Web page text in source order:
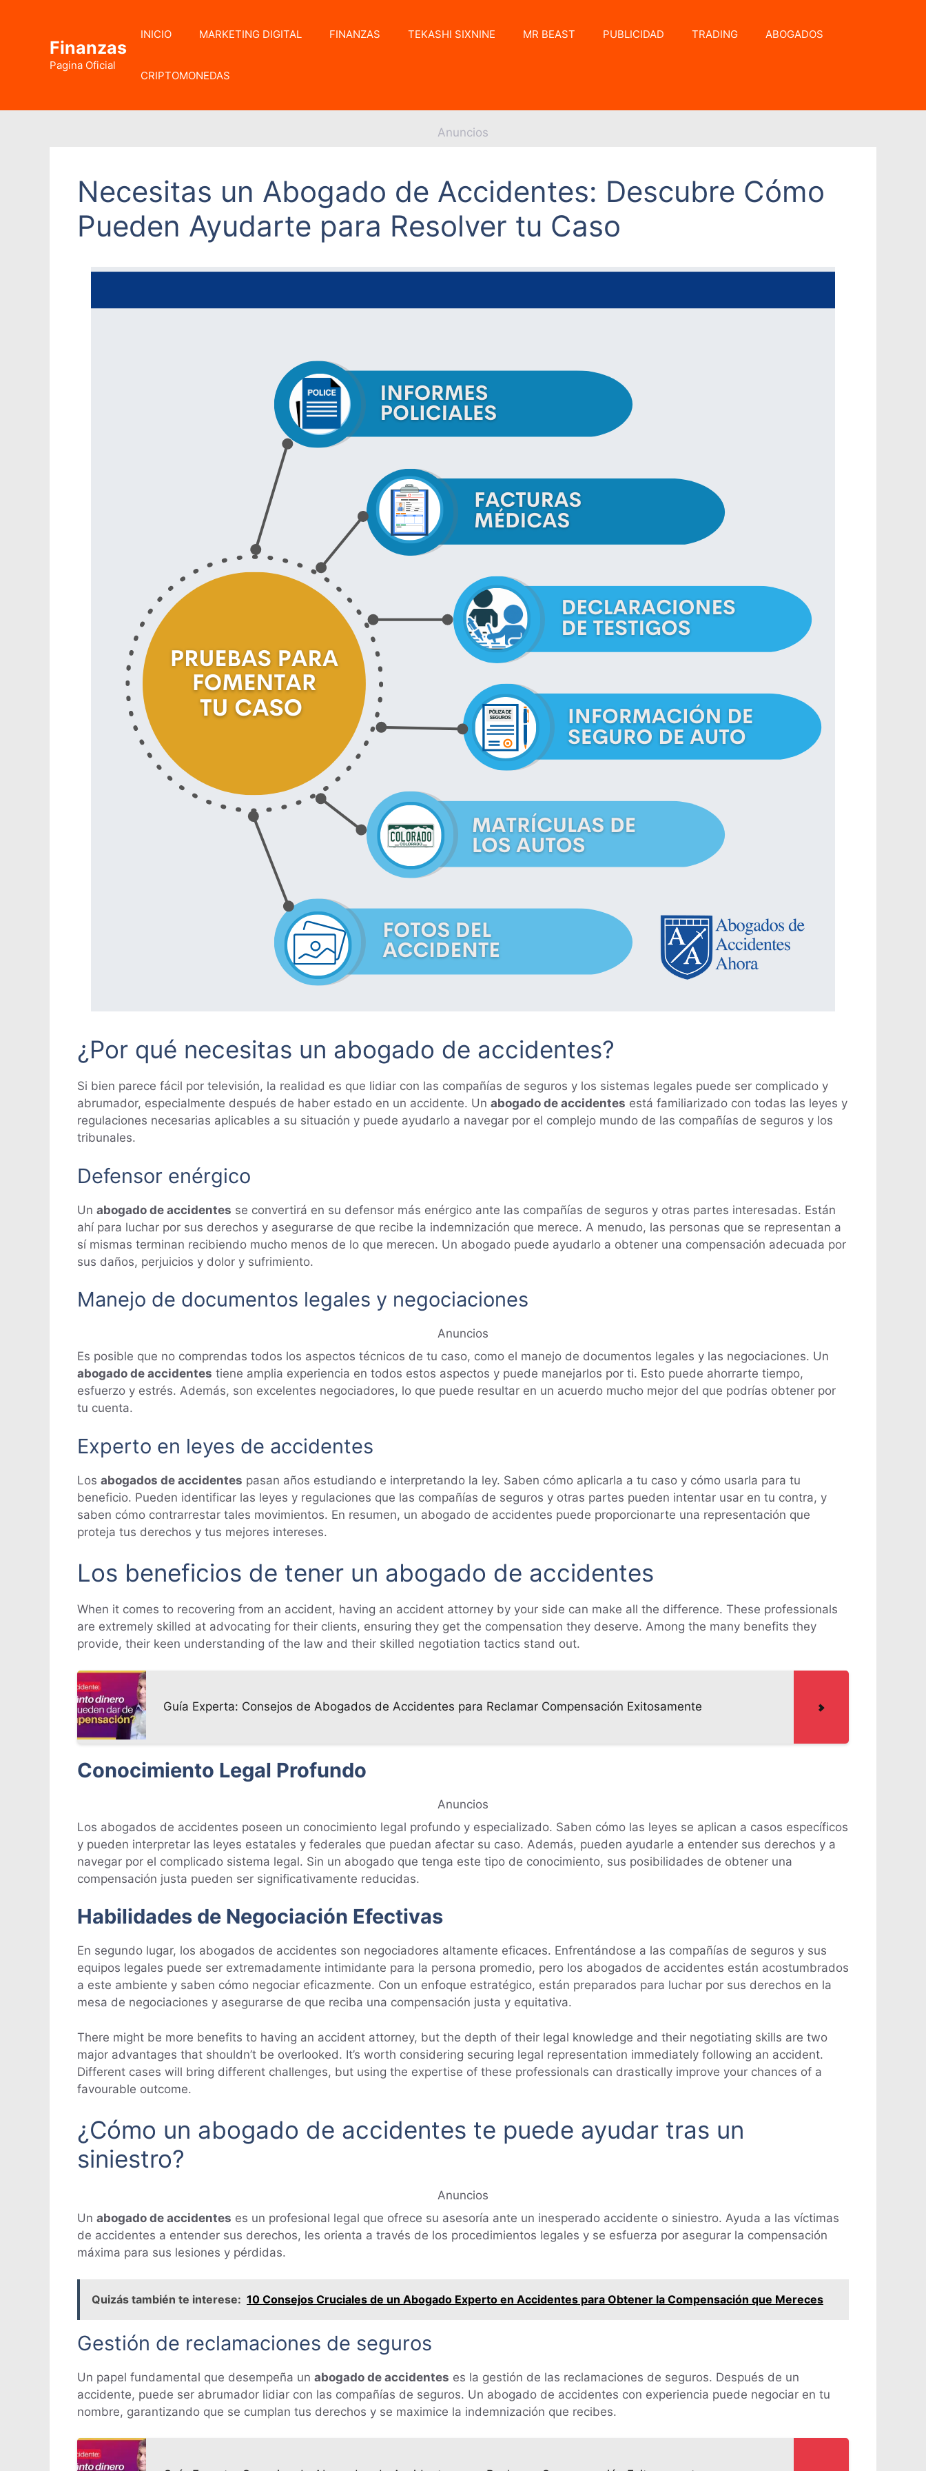
contenidoFinanzas
Pagina Oficial
INICIO MARKETING DIGITAL FINANZAS TEKASHI SIXNINE MR BEAST PUBLICIDAD TRADING ABOGADOS
CRIPTOMONEDAS
Anuncios
Necesitas un Abogado de Accidentes: Descubre Cómo
Pueden Ayudarte para Resolver tu Caso
¿Por qué necesitas un abogado de accidentes?
Si bien parece fácil por televisión, la realidad es que lidiar con las compañías de seguros y los sistemas legales puede ser complicado y
abrumador, especialmente después de haber estado en un accidente. Un abogado de accidentes está familiarizado con todas las leyes y
regulaciones necesarias aplicables a su situación y puede ayudarlo a navegar por el complejo mundo de las compañías de seguros y los
tribunales.
Defensor enérgico
Un abogado de accidentes se convertirá en su defensor más enérgico ante las compañías de seguros y otras partes interesadas. Están
ahí para luchar por sus derechos y asegurarse de que recibe la indemnización que merece. A menudo, las personas que se representan a
sí mismas terminan recibiendo mucho menos de lo que merecen. Un abogado puede ayudarlo a obtener una compensación adecuada por
sus daños, perjuicios y dolor y sufrimiento.
Manejo de documentos legales y negociaciones
Anuncios
Es posible que no comprendas todos los aspectos técnicos de tu caso, como el manejo de documentos legales y las negociaciones. Un
abogado de accidentes tiene amplia experiencia en todos estos aspectos y puede manejarlos por ti. Esto puede ahorrarte tiempo,
esfuerzo y estrés. Además, son excelentes negociadores, lo que puede resultar en un acuerdo mucho mejor del que podrías obtener por
tu cuenta.
Experto en leyes de accidentes
Los abogados de accidentes pasan años estudiando e interpretando la ley. Saben cómo aplicarla a tu caso y cómo usarla para tu
beneficio. Pueden identificar las leyes y regulaciones que las compañías de seguros y otras partes pueden intentar usar en tu contra, y
saben cómo contrarrestar tales movimientos. En resumen, un abogado de accidentes puede proporcionarte una representación que
proteja tus derechos y tus mejores intereses.
Los beneficios de tener un abogado de accidentes
When it comes to recovering from an accident, having an accident attorney by your side can make all the difference. These professionals
are extremely skilled at advocating for their clients, ensuring they get the compensation they deserve. Among the many benefits they
provide, their keen understanding of the law and their skilled negotiation tactics stand out.
Guía Experta: Consejos de Abogados de Accidentes para Reclamar Compensación Exitosamente
Conocimiento Legal Profundo
Anuncios
Los abogados de accidentes poseen un conocimiento legal profundo y especializado. Saben cómo las leyes se aplican a casos específicos
y pueden interpretar las leyes estatales y federales que puedan afectar su caso. Además, pueden ayudarle a entender sus derechos y a
navegar por el complicado sistema legal. Sin un abogado que tenga este tipo de conocimiento, sus posibilidades de obtener una
compensación justa pueden ser significativamente reducidas.
Habilidades de Negociación Efectivas
En segundo lugar, los abogados de accidentes son negociadores altamente eficaces. Enfrentándose a las compañías de seguros y sus
equipos legales puede ser extremadamente intimidante para la persona promedio, pero los abogados de accidentes están acostumbrados
a este ambiente y saben cómo negociar eficazmente. Con un enfoque estratégico, están preparados para luchar por sus derechos en la
mesa de negociaciones y asegurarse de que reciba una compensación justa y equitativa.
There might be more benefits to having an accident attorney, but the depth of their legal knowledge and their negotiating skills are two
major advantages that shouldn’t be overlooked. It’s worth considering securing legal representation immediately following an accident.
Different cases will bring different challenges, but using the expertise of these professionals can drastically improve your chances of a
favourable outcome.
¿Cómo un abogado de accidentes te puede ayudar tras un
siniestro?
Anuncios
Un abogado de accidentes es un profesional legal que ofrece su asesoría ante un inesperado accidente o siniestro. Ayuda a las víctimas
de accidentes a entender sus derechos, les orienta a través de los procedimientos legales y se esfuerza por asegurar la compensación
máxima para sus lesiones y pérdidas.
Quizás también te interese: 10 Consejos Cruciales de un Abogado Experto en Accidentes para Obtener la Compensación que Mereces
Gestión de reclamaciones de seguros
Un papel fundamental que desempeña un abogado de accidentes es la gestión de las reclamaciones de seguros. Después de un
accidente, puede ser abrumador lidiar con las compañías de seguros. Un abogado de accidentes con experiencia puede negociar en tu
nombre, garantizando que se cumplan tus derechos y se maximice la indemnización que recibes.